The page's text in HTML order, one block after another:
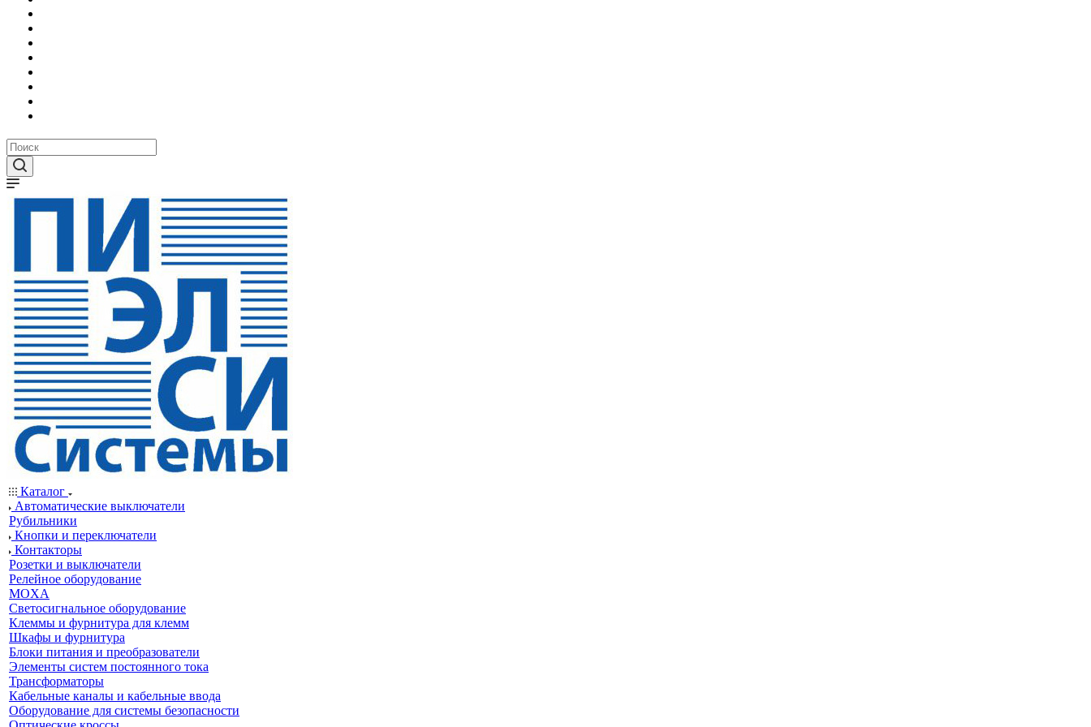
Каталог
Автоматические выключатели
Рубильники
Кнопки и переключатели
Контакторы
Розетки и выключатели
Релейное оборудование
MOXA
Светосигнальное оборудование
Клеммы и фурнитура для клемм
Шкафы и фурнитура
Блоки питания и преобразователи
Элементы систем постоянного тока
Трансформаторы
Кабельные каналы и кабельные ввода
Оборудование для системы безопасности